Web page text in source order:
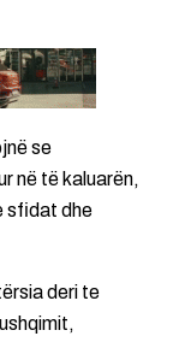
se
në të kaluarën,
sfidat dhe
deri te